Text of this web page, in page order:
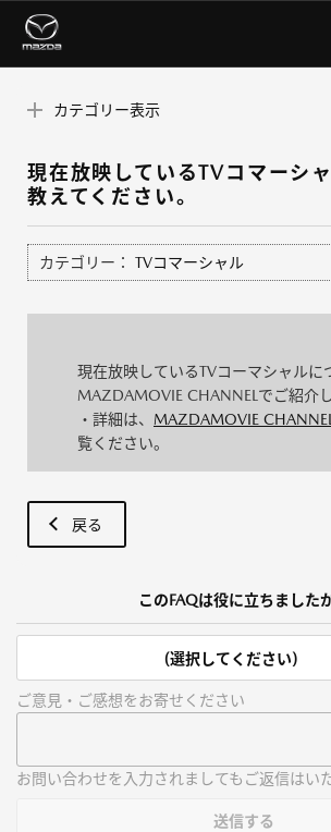
カテゴリー表示
現在放映しているTVコマーシ
教えてください。
カテゴリー： TVコマーシャル
現在放映しているTVコーマシャルに
MAZDAMOVIE CHANNELでご紹介
・詳細は、 MAZDAMOVIE
覧ください。
戻る
このFAQは役に立ちました
(選択してください)
ご意見・ご感想をお寄せください
お問い合わせを入力されましてもご返信はい
送信する